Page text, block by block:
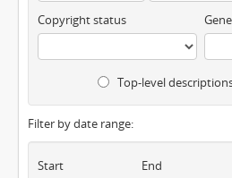
Copyright status
Top-level
Filter by date range:
Start End